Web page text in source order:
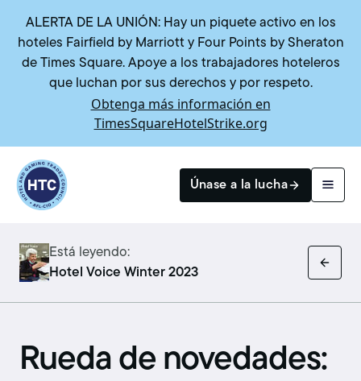
ALERTA DE LA UNIÓN: Hay un piquete activo en los
hoteles Fairfield by Marriott y Four Points by Sheraton
de Times Square. Apoye a los trabajadores hoteleros
que luchan por sus derechos y por respeto.
Obtenga más información en
TimesSquareHotelStrike.org
Buscar
Return to homepage
Únase a la lucha
Está leyendo:
Hotel Voice Winter 2023
Rueda de novedades: